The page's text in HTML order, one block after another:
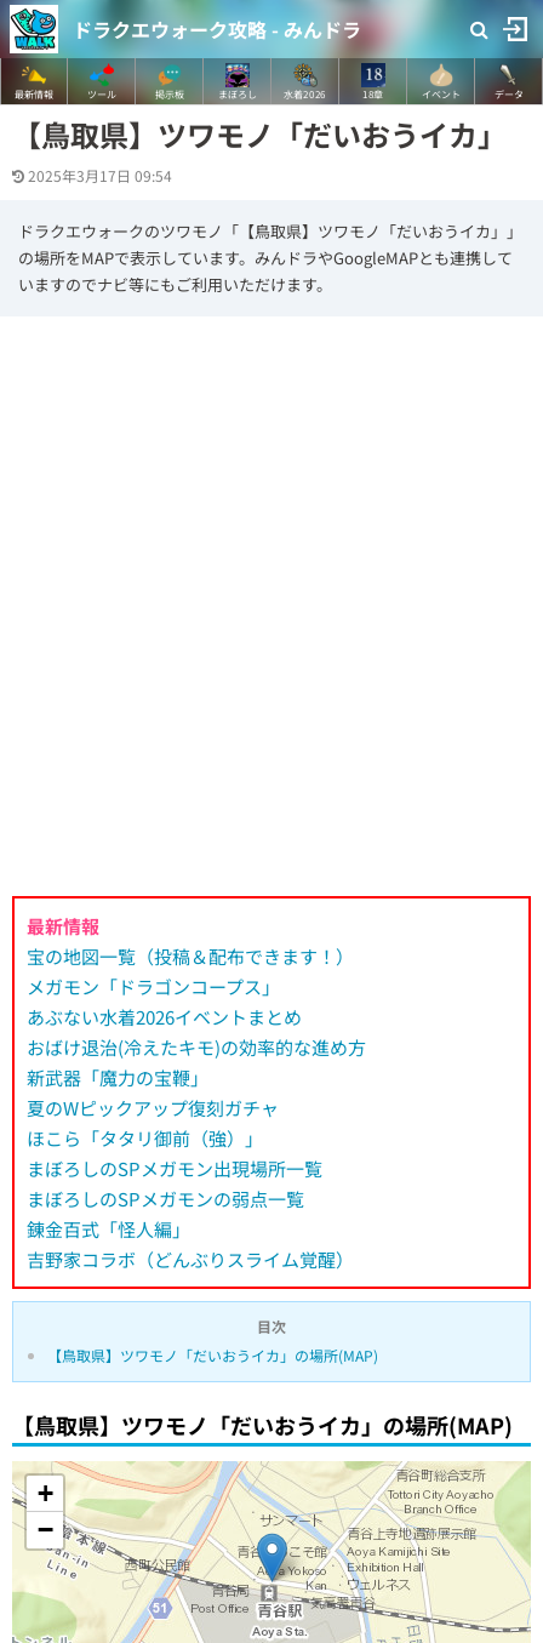
ドラクエウォーク攻略 - みんドラ
最新情報 ツール 掲示板 まぼろし 水着2026 18章 イベント データ
【鳥取県】ツワモノ「だいおうイカ」
2025年3月17日 09:54
ドラクエウォークのツワモノ「【鳥取県】ツワモノ「だいおうイカ」」
の場所をMAPで表示しています。みんドラやGoogleMAPとも連携して
いますのでナビ等にもご利用いただけます。
最新情報
宝の地図一覧（投稿＆配布できます！）
メガモン「ドラゴンコープス」
あぶない水着2026イベントまとめ
おばけ退治(冷えたキモ)の効率的な進め方
新武器「魔力の宝鞭」
夏のWピックアップ復刻ガチャ
ほこら「タタリ御前（強）」
まぼろしのSPメガモン出現場所一覧
まぼろしのSPメガモンの弱点一覧
錬金百式「怪人編」
吉野家コラボ（どんぶりスライム覚醒）
目次
【鳥取県】ツワモノ「だいおうイカ」の場所(MAP)
【鳥取県】ツワモノ「だいおうイカ」の場所(MAP)
+
−